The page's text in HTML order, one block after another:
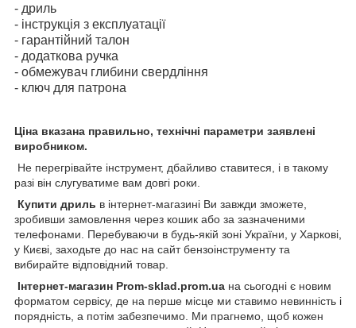
- дриль
- інструкція з експлуатації
- гарантійний талон
- додаткова ручка
- обмежувач глибини свердління
- ключ для патрона
Ціна вказана правильно, технічні параметри заявлені
виробником.
Не перегрівайте інструмент, дбайливо ставитеся, і в такому
разі він слугуватиме вам довгі роки.
Купити дриль в інтернет-магазині Ви завжди зможете,
зробивши замовлення через кошик або за зазначеними
телефонами. Перебуваючи в будь-якій зоні України, у Харкові,
у Києві, заходьте до нас на сайт бензоінструменту та
вибирайте відповідний товар.
Інтернет-магазин Prom-sklad.prom.ua на сьогодні є новим
форматом сервісу, де на перше місце ми ставимо невинність і
порядність, а потім забезпечимо. Ми прагнемо, щоб кожен